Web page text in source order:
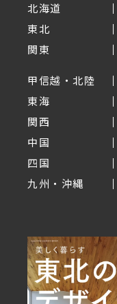
北海道
東北
関東
甲信越・北陸
東海
関西
中国
四国
九州・沖縄